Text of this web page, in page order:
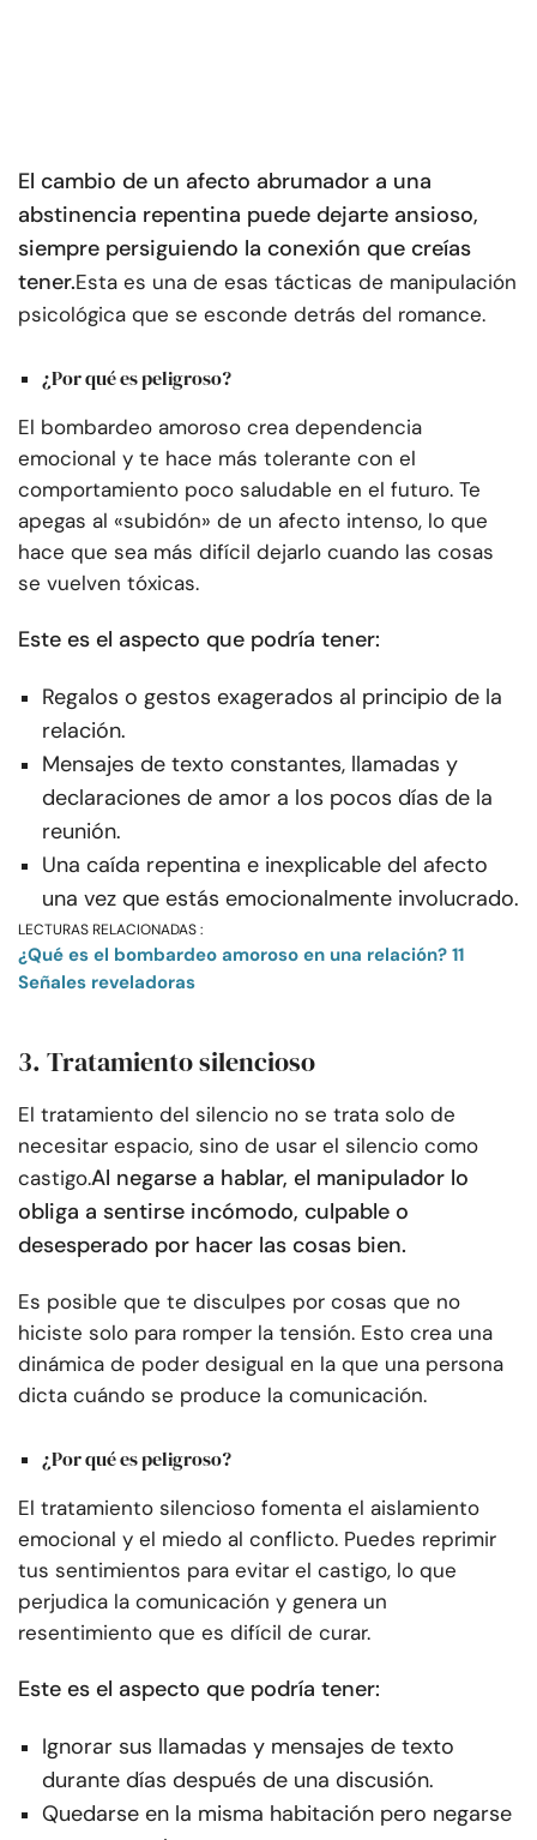
El cambio de un afecto abrumador a una
abstinencia repentina puede dejarte ansioso,
siempre persiguiendo la conexión que creías
tener.Esta es una de esas tácticas de manipulación
psicológica que se esconde detrás del romance.
¿Por qué es peligroso?
El bombardeo amoroso crea dependencia
emocional y te hace más tolerante con el
comportamiento poco saludable en el futuro. Te
apegas al «subidón» de un afecto intenso, lo que
hace que sea más difícil dejarlo cuando las cosas
se vuelven tóxicas.
Este es el aspecto que podría tener:
Regalos o gestos exagerados al principio de la
relación.
Mensajes de texto constantes, llamadas y
declaraciones de amor a los pocos días de la
reunión.
Una caída repentina e inexplicable del afecto
una vez que estás emocionalmente involucrado.
LECTURAS RELACIONADAS :
¿Qué es el bombardeo amoroso en una relación? 11
Señales reveladoras
3. Tratamiento silencioso
El tratamiento del silencio no se trata solo de
necesitar espacio, sino de usar el silencio como
castigo.Al negarse a hablar, el manipulador lo
obliga a sentirse incómodo, culpable o
desesperado por hacer las cosas bien.
Es posible que te disculpes por cosas que no
hiciste solo para romper la tensión. Esto crea una
dinámica de poder desigual en la que una persona
dicta cuándo se produce la comunicación.
¿Por qué es peligroso?
El tratamiento silencioso fomenta el aislamiento
emocional y el miedo al conflicto. Puedes reprimir
tus sentimientos para evitar el castigo, lo que
perjudica la comunicación y genera un
resentimiento que es difícil de curar.
Este es el aspecto que podría tener:
Ignorar sus llamadas y mensajes de texto
durante días después de una discusión.
Quedarse en la misma habitación pero negarse